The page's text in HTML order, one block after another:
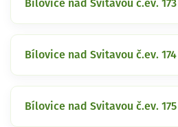
Bílovice nad Svitavou č.ev. 173
Bílovice nad Svitavou č.ev. 174
Bílovice nad Svitavou č.ev. 175